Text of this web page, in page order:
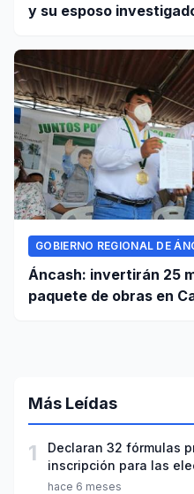
y su esposo
GOBIERNO REGIONAL DE
Áncash: invertirán 25
paquete de obras en
Más Leídas
1
Declaran 32 fórmulas
inscripción para las
hace 6 meses